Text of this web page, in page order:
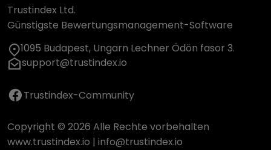
Trustindex Ltd.
Günstigste Bewertungsmanagement-Software
1095 Budapest, Ungarn Lechner Ödön fasor 3.
support@trustindex.io
Trustindex-Community
Copyright © 2026 Alle Rechte vorbehalten
www.trustindex.io | info@trustindex.io